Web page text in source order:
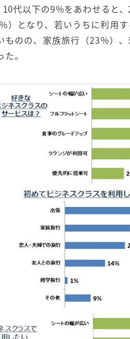
代以下の9％をあわせると
となり、若いうちに利用
のの、家族旅行（23％）
。